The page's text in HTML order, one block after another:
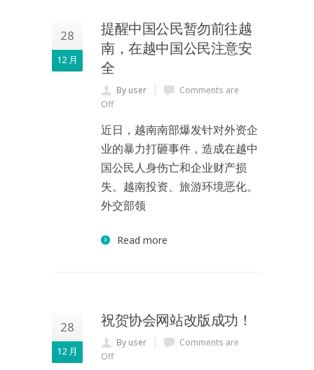
28
12 月
提醒中国公民暂勿前往越
南，在越中国公民注意安
全
By user
Comments are
Off
近日，越南南部爆发针对外资企
业的暴力打砸事件，造成在越中
国公民人身伤亡和企业财产损
失。越南投资、旅游环境恶化。
外交部领
Read more
28
12 月
祝贺协会网站改版成功！
By user
Comments are
Off